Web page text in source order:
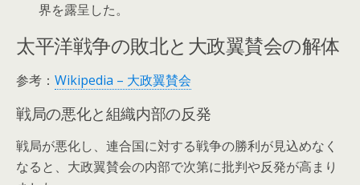
界を露呈した。
太平洋戦争の敗北と大政翼賛会の解体
参考： Wikipedia – 大政翼賛会
戦局の悪化と組織内部の反発
戦局が悪化し、連合国に対する戦争の勝利が見込めなく
なると、大政翼賛会の内部で次第に批判や反発が高まり